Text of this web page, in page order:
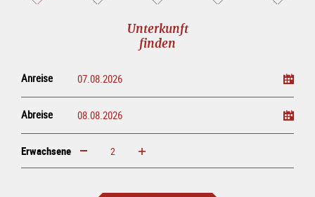
Unterkunft
finden
Anreise
Abreise
Erwachsene erhöhen verringern